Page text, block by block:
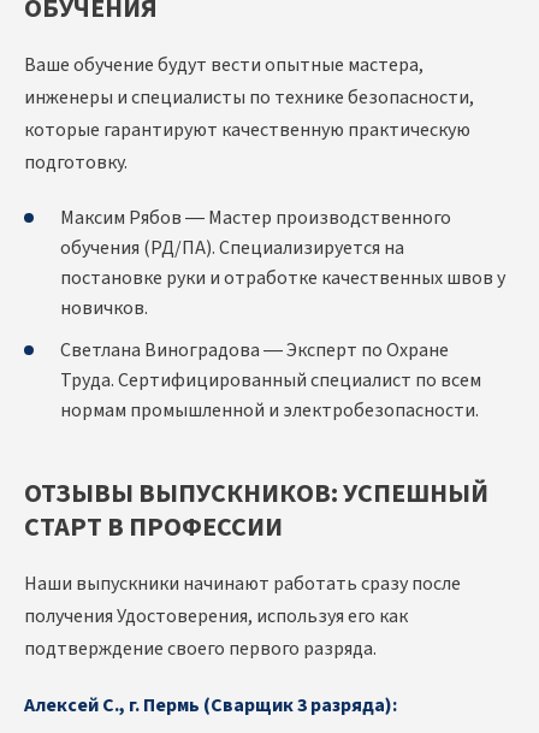
ОБУЧЕНИЯ
Ваше обучение будут вести опытные мастера,
инженеры и специалисты по технике безопасности,
которые гарантируют качественную практическую
подготовку.
Максим Рябов — Мастер производственного
обучения (РД/ПА). Специализируется на
постановке руки и отработке качественных швов у
новичков.
Светлана Виноградова — Эксперт по Охране
Труда. Сертифицированный специалист по всем
нормам промышленной и электробезопасности.
ОТЗЫВЫ ВЫПУСКНИКОВ: УСПЕШНЫЙ
СТАРТ В ПРОФЕССИИ
Наши выпускники начинают работать сразу после
получения Удостоверения, используя его как
подтверждение своего первого разряда.
Алексей С., г. Пермь (Сварщик 3 разряда):